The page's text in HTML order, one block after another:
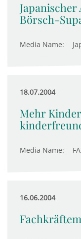
Börsch-
Media Name:
18.07.2004
Mehr
Media Name:
16.06.2004